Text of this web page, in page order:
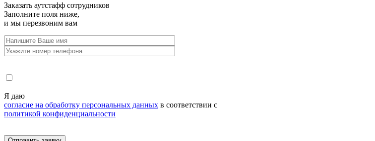
Заказать аутстафф сотрудников
Заполните поля ниже,
и мы перезвоним вам
Я даю
согласие на обработку персональных данных в соответствии с
политикой конфиденциальности